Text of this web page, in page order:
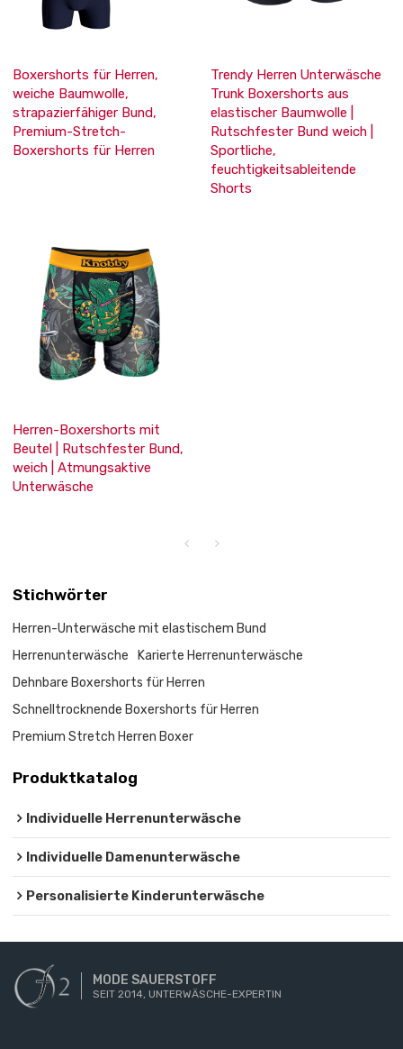
Boxershorts für Herren,
weiche Baumwolle,
strapazierfähiger Bund,
Premium-Stretch-
Boxershorts für Herren
Trendy Herren Unterwäsche
Trunk Boxershorts aus
elastischer Baumwolle |
Rutschfester Bund weich |
Sportliche,
feuchtigkeitsableitende
Shorts
Herren-Boxershorts mit
Beutel | Rutschfester Bund,
weich | Atmungsaktive
Unterwäsche
Stichwörter
Herren-Unterwäsche mit elastischem Bund
Herrenunterwäsche
Karierte Herrenunterwäsche
Dehnbare Boxershorts für Herren
Schnelltrocknende Boxershorts für Herren
Premium Stretch Herren Boxer
Produktkatalog
Individuelle Herrenunterwäsche
Individuelle Damenunterwäsche
Personalisierte Kinderunterwäsche
MODE SAUERSTOFF
SEIT 2014, UNTERWÄSCHE-EXPERTIN